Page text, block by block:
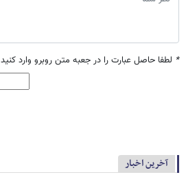
* لطفا حاصل عبارت را در جعبه متن روبرو وارد کنید
آخرین اخبار